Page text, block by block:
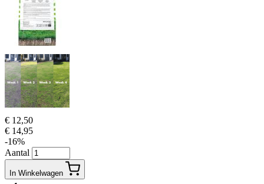
€ 12,50
€ 14,95
-16%
Aantal
In Winkelwagen